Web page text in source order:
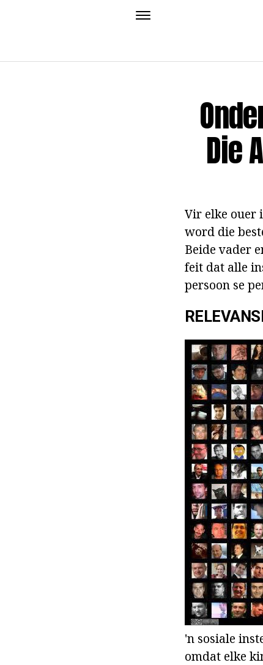
Die
Vir elke ouer
word die
Beide vader
feit dat alle
persoon se
'n sosiale
omdat elke